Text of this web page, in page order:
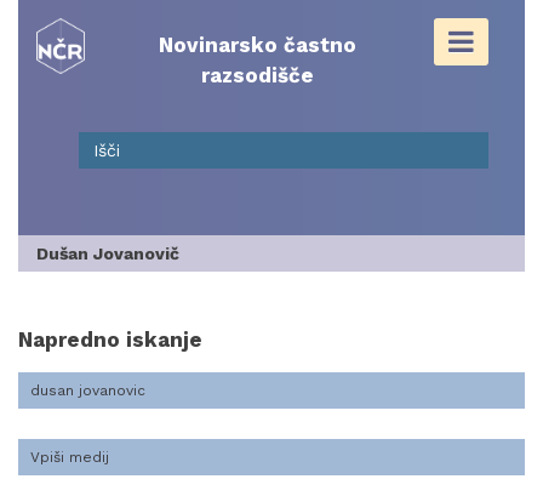
content
Novinarsko častno
razsodišče
Dušan Jovanovič
Napredno iskanje